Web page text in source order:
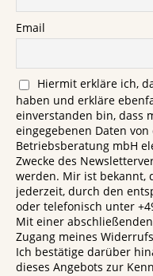
Email
Hiermit erkläre ich,
haben und erkläre
einverstanden bin, dass
eingegebenen Daten
Betriebsberatung mbH
Zwecke des
werden. Mir ist bekannt,
jederzeit, durch den
oder telefonisch unter
Mit einer
Zugang meines
Ich bestätige darüber
dieses Angebots zur